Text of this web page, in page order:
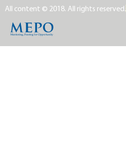
All content © 2018. All rights reserved.